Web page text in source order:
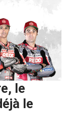
le
le